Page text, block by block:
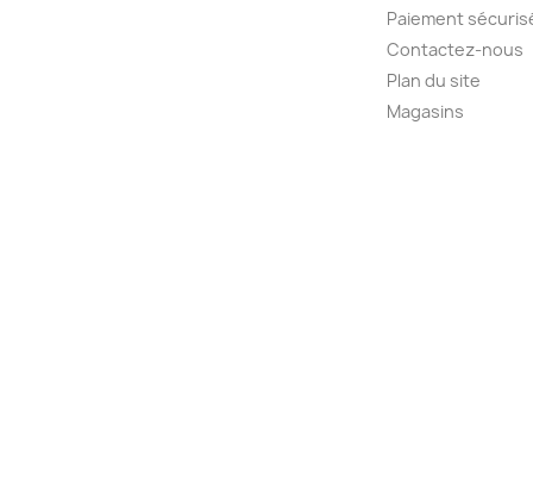
Paiement
Contactez-nous
Plan du site
Magasins